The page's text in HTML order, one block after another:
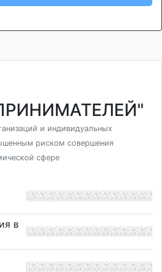
и индивидуальных
риском совершения
сфере
в